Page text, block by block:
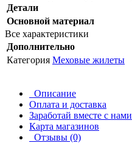
Детали
Основной материал
Все характеристики
Дополнительно
Категория Меховые жилеты
Описание
Оплата и доставка
Заработай вместе с нами
Карта магазинов
Отзывы (0)